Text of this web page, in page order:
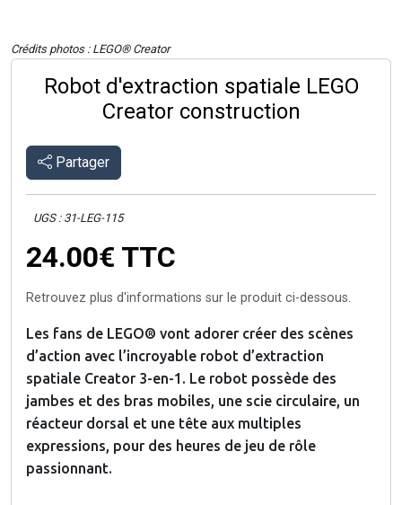
Crédits photos : LEGO® Creator
Robot d'extraction spatiale LEGO
Creator construction
Partager
UGS : 31-LEG-115
24.00€ TTC
Retrouvez plus d'informations sur le produit ci-dessous.
Les fans de LEGO® vont adorer créer des scènes
d’action avec l’incroyable robot d’extraction
spatiale Creator 3-en-1. Le robot possède des
jambes et des bras mobiles, une scie circulaire, un
réacteur dorsal et une tête aux multiples
expressions, pour des heures de jeu de rôle
passionnant.